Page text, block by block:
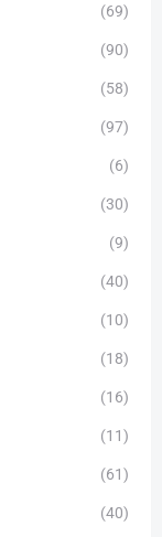
(69)
(90)
(58)
(97)
(6)
(30)
(9)
(40)
(10)
(18)
(16)
(11)
(61)
(40)